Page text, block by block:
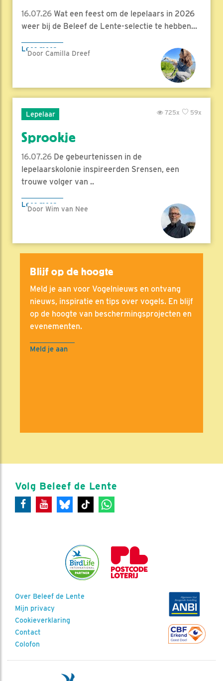
16.07.26 Wat een feest om de lepelaars in 2026
weer bij de Beleef de Lente-selectie te hebben...
Lees meer
Door Camilla Dreef
Lepelaar 59x
725x
Sprookje
16.07.26 De gebeurtenissen in de
lepelaarskolonie inspireerden Srensen, een
trouwe volger van ..
Lees meer
Door Wim van Nee
Blijf op de hoogte
Meld je aan voor Vogelnieuws en ontvang
nieuws, inspiratie en tips over vogels. En blijf
op de hoogte van beschermingsprojecten en
evenementen.
Meld je aan
Volg Beleef de Lente
Over Beleef de Lente
Mijn privacy
Cookieverklaring
Contact
Colofon